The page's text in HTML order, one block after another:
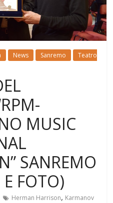
News Sanremo
Teatro
MUSIC
SANREMO
FOTO)
Herman Harrison, Karmanov